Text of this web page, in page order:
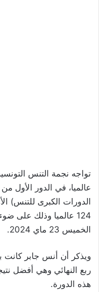
تواجه نجمة التنس
عالميا، في الدور الأول
الدورات الكبرى للتنس)
124 عالميا وذلك على
الخميس 23 ماي 2024.
ويذكر أن أنس جابر كانت
ربع النهائي وهي أفضل
هذه الدورة.